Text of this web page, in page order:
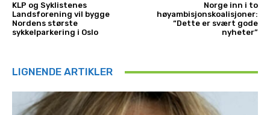
KLP og Syklistenes
Landsforening vil bygge
Nordens største
sykkelparkering i Oslo
Norge inn i to
høyambisjonskoalisjoner:
“Dette er svært gode
nyheter”
LIGNENDE ARTIKLER